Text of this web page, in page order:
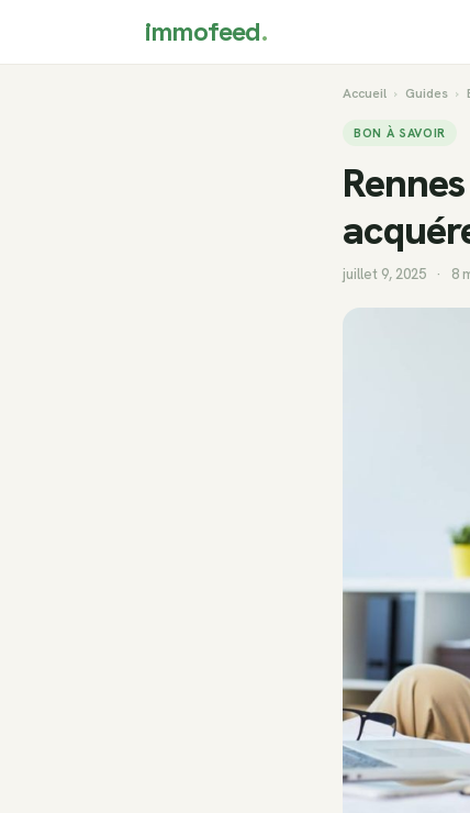
immofeed.
Accueil › Guides ›
BON À SAVOIR
juillet 9, 2025 · 8